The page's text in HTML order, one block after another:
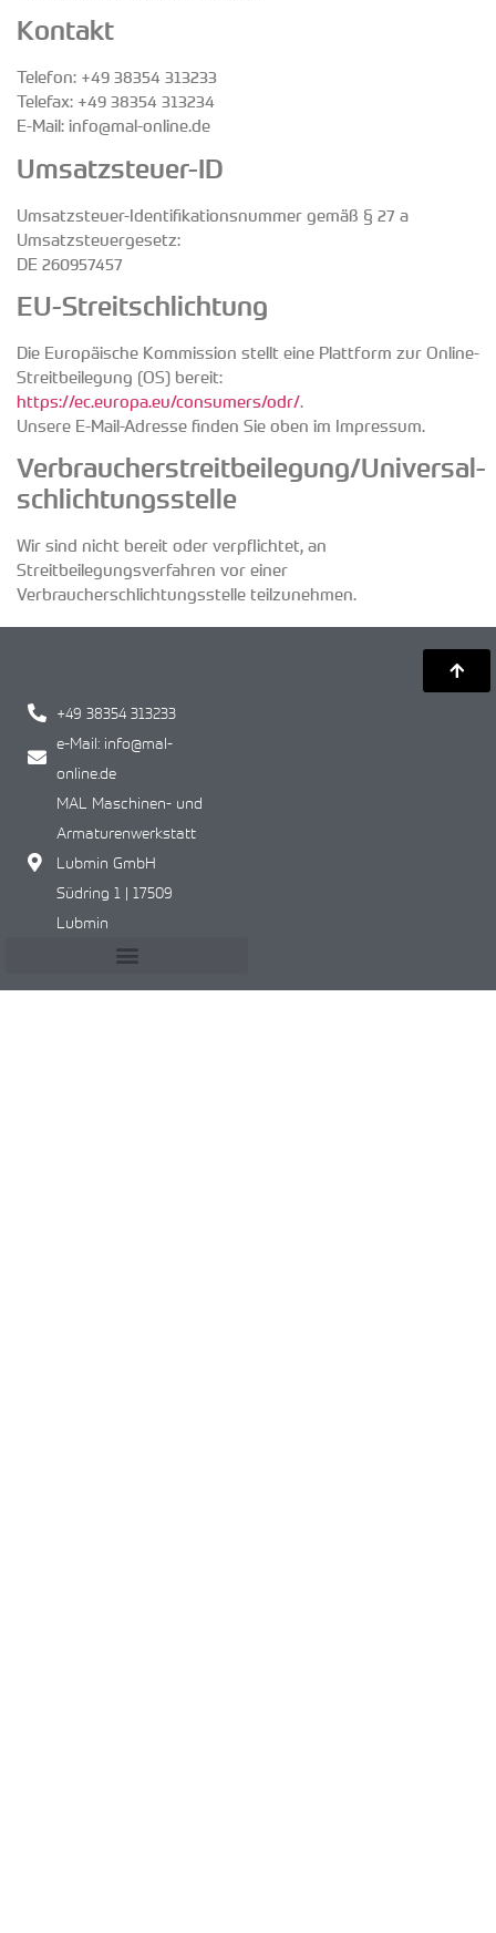
Kontakt
Telefon: +49 38354 313233
Telefax: +49 38354 313234
E-Mail: info@mal-online.de
Umsatzsteuer-ID
Umsatzsteuer-Identifikationsnummer gemäß § 27 a
Umsatzsteuergesetz:
DE 260957457
EU-Streitschlichtung
Die Europäische Kommission stellt eine Plattform zur Online-
Streitbeilegung (OS) bereit:
https://ec.europa.eu/consumers/odr/.
Unsere E-Mail-Adresse finden Sie oben im Impressum.
Verbraucher­streit­beilegung/Universal­
schlichtungs­stelle
Wir sind nicht bereit oder verpflichtet, an
Streitbeilegungsverfahren vor einer
Verbraucherschlichtungsstelle teilzunehmen.
+49 38354 313233
e-Mail: info@mal-
online.de
MAL Maschinen- und
Armaturenwerkstatt
Lubmin GmbH
Südring 1 | 17509
Lubmin